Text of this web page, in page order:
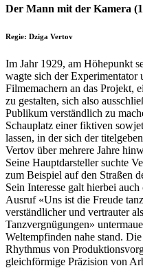
Der Mann mit der Kamera
Regie: Dziga Vertov
Im Jahr 1929, am Höhepunkt
wagte sich der Experimentator
Filmemachern an das Projekt,
zu gestalten, sich also
Publikum verständlich zu
Schauplatz einer fiktiven
lassen, in der sich der
Vertov über mehrere Jahre
Seine Hauptdarsteller suchte
zum Beispiel auf den Straßen
Sein Interesse galt hierbei
Ausruf «Uns ist die Freude
verständlicher und vertrauter
Tanzvergnügungen»
Weltempfinden nahe stand.
Rhythmus von
gleichförmige Präzision von